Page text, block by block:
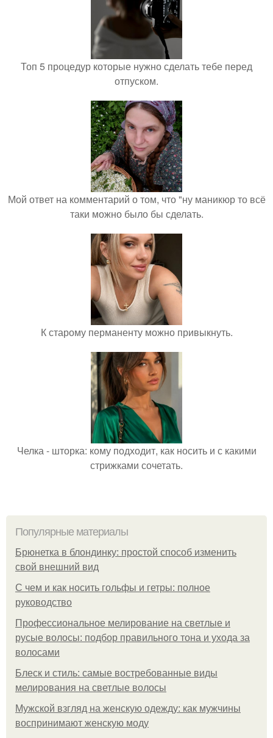
Топ 5 процедур которые нужно сделать тебе перед
отпуском.
Мой ответ на комментарий о том, что "ну маникюр то всё
таки можно было бы сделать.
К старому перманенту можно привыкнуть.
Челка - шторка: кому подходит, как носить и с какими
стрижками сочетать.
Популярные материалы
Брюнетка в блондинку: простой способ изменить
свой внешний вид
С чем и как носить гольфы и гетры: полное
руководство
Профессиональное мелирование на светлые и
русые волосы: подбор правильного тона и ухода за
волосами
Блеск и стиль: самые востребованные виды
мелирования на светлые волосы
Мужской взгляд на женскую одежду: как мужчины
воспринимают женскую моду